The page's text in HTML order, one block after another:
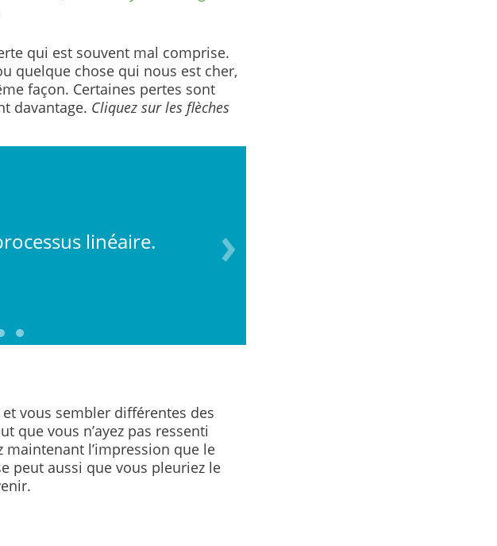
qui est souvent mal comprise.
quelque chose qui nous est cher,
façon. Certaines pertes sont
davantage. Cliquez sur les flèches
linéaire.
vous sembler différentes des
que vous n’ayez pas ressenti
maintenant l’impression que le
peut aussi que vous pleuriez le